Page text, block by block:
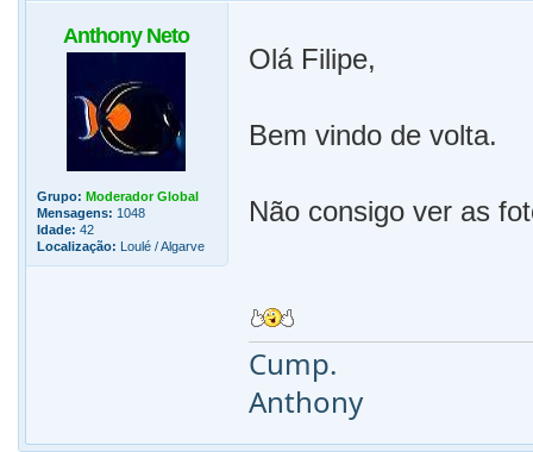
Anthony Neto
Grupo: Moderador Global
Mensagens: 1048
Idade: 42
Localização: Loulé / Algarve
Olá Filipe,
Bem vindo de volta.
Não consigo ver as
Cump.
Anthony